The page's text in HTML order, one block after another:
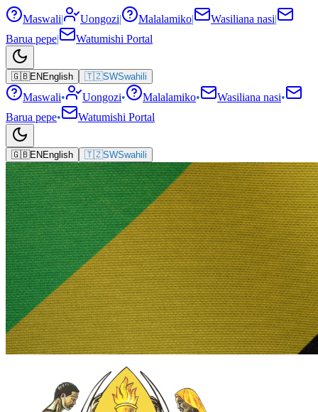
Maswali| Uongozi| Malalamiko| Wasiliana nasi|
Barua pepe| Watumishi Portal
🇬🇧EN English 🇹🇿SWSwahili
Maswali• Uongozi• Malalamiko• Wasiliana nasi•
Barua pepe• Watumishi Portal
🇬🇧EN English 🇹🇿SWSwahili